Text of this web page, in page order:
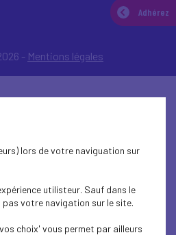
Adhérez
- Mentions légales
lors de votre naviguation sur
utilisteur. Sauf dans le
votre navigation sur le site.
choix' vous permet par ailleurs